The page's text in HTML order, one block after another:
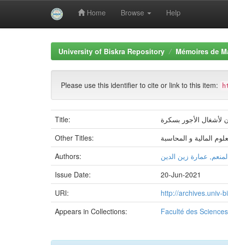
Home Browse Help
University of Biskra Repository Mémoires de
Please use this identifier to cite or link to this item:
Title:
لأشغال الأجور بسكرة
Other Titles:
المالية و المحاسبة
Authors:
عمارة زين الدين
Issue Date:
20-Jun-2021
URI:
http://archives.univ-
Appears in Collections:
Faculté des